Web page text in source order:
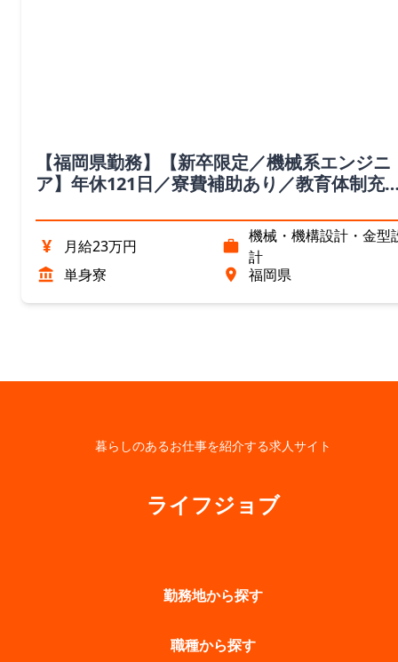
【福岡県勤務】【新卒限定／機械系エンジニ
ア】年休121日／寮費補助あり／教育体制充
¥
月給23万円
機械・機構設計・金型
計
単身寮
福岡県
暮らしのあるお仕事を紹介する求人サイト
ライフジョブ
勤務地から探す
職種から探す